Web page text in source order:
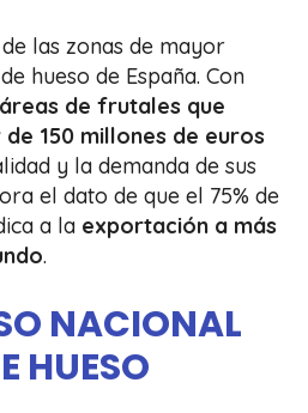
las zonas de mayor
hueso de España. Con
de frutales que
150 millones de euros
y la demanda de sus
el dato de que el 75% de
a la exportación a más
.
NACIONAL
HUESO